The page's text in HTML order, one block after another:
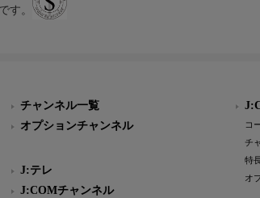
す。
チャンネル一覧
オプションチャンネル
J:テレ
J:COMチャンネル
コ
チ
特
オ